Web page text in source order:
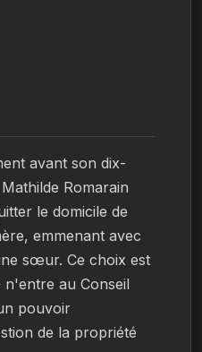
avant son dix-
Romarain
le domicile de
emmenant avec
sœur. Ce choix est
au Conseil
pouvoir
de la propriété